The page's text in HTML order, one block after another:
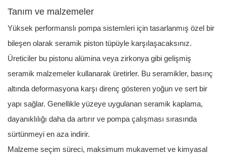
Tanım ve malzemeler
Yüksek performanslı pompa sistemleri için tasarlanmış özel bir
bileşen olarak seramik piston tüpüyle karşılaşacaksınız.
Üreticiler bu pistonu alümina veya zirkonya gibi gelişmiş
seramik malzemeler kullanarak üretirler. Bu seramikler, basınç
altında deformasyona karşı direnç gösteren yoğun ve sert bir
yapı sağlar. Genellikle yüzeye uygulanan seramik kaplama,
dayanıklılığı daha da artırır ve pompa çalışması sırasında
sürtünmeyi en aza indirir.
Malzeme seçim süreci, maksimum mukavemet ve kimyasal